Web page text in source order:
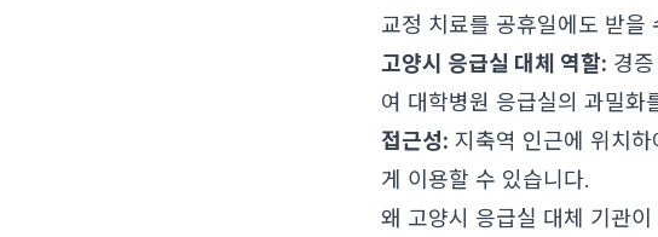
교정 치료를 공휴일에도 받을
고양시 응급실 대체 역할: 경
여 대학병원 응급실의 과밀화
접근성: 지축역 인근에 위치
게 이용할 수 있습니다.
왜 고양시 응급실 대체 기관이